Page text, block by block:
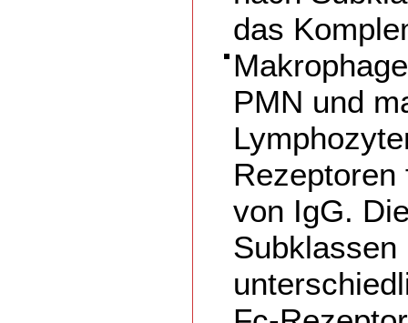
das
PMN und
von IgG.
Subklassen